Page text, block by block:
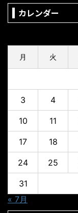
カレンダー
月 火
3 4
10 11
17 18
24 25
31
« 7月